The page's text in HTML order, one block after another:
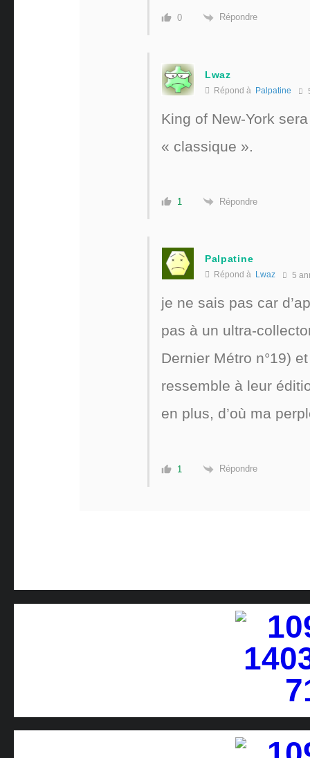
0 Répondre
Lwaz
Répond à Palpatine
King of New-York
« classique ».
1 Répondre
Palpatine
Répond à Lwaz 5
je ne sais pas car
pas à un ultra-
Dernier Métro n°19)
ressemble à leur
en plus, d’où ma
1 Répondre